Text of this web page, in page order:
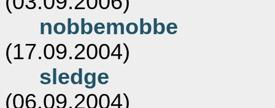
nobbemobbe
(17.09.2004)
sledge
(06.09.2004)